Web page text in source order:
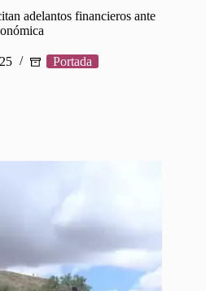
adelantos financieros ante
Portada